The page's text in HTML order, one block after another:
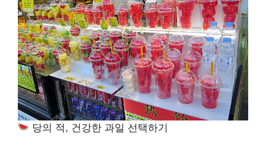
당의 적, 건강한 과일 선택하기